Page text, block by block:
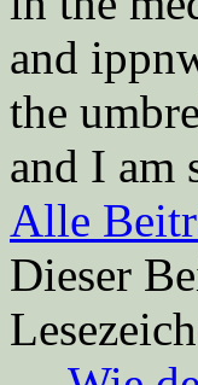
and
the
and I am
Alle
Dieser